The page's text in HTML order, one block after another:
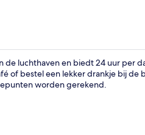
de luchthaven en biedt 24 uur per
of bestel een lekker drankje bij de
worden gerekend.